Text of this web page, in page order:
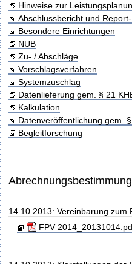
Hinweise zur
Abschlussbericht und
Besondere Einrichtungen
NUB
Zu- / Abschläge
Vorschlagsverfahren
Systemzuschlag
Datenlieferung gem. § 21
Kalkulation
Datenveröffentlichung gem.
Begleitforschung
14.10.2013: Vereinbarung
FPV